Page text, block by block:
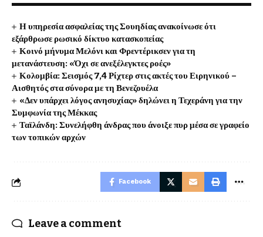
Η υπηρεσία ασφαλείας της Σουηδίας ανακοίνωσε ότι
εξάρθρωσε ρωσικό δίκτυο κατασκοπείας
Κοινό μήνυμα Μελόνι και Φρεντέρικσεν για τη
μετανάστευση: «Όχι σε ανεξέλεγκτες ροές»
Κολομβία: Σεισμός 7,4 Ρίχτερ στις ακτές του Ειρηνικού –
Αισθητός στα σύνορα με τη Βενεζουέλα
«Δεν υπάρχει λόγος ανησυχίας» δηλώνει η Τεχεράνη για την
Συμφωνία της Μέκκας
Ταϊλάνδη: Συνελήφθη άνδρας που άνοιξε πυρ μέσα σε γραφείο
των τοπικών αρχών
Facebook
Leave a comment